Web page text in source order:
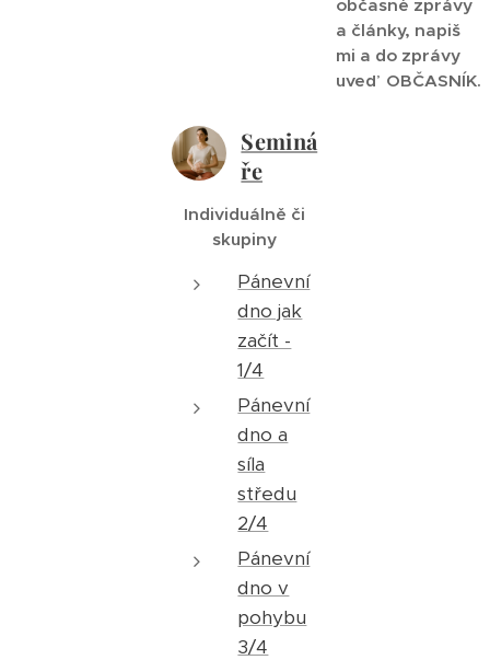
občasné zprávy
a články, napiš
mi a do zprávy
uveď OBČASNÍK.
Seminá
ře
Individuálně či
skupiny
Pánevní
dno jak
začít -
1/4
Pánevní
dno a
síla
středu
2/4
Pánevní
dno v
pohybu
3/4